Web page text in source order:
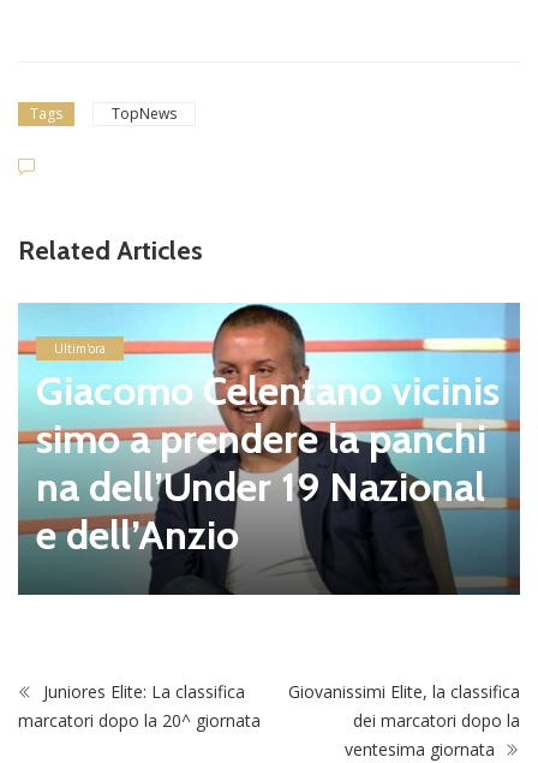
Tags TopNews
Related Articles
Ultim'ora
Giacomo Celentano vicinis
simo a prendere la panchi
na dell’Under 19 Nazional
e dell’Anzio
Juniores Elite: La classifica
marcatori dopo la 20^ giornata
Giovanissimi Elite, la classifica
dei marcatori dopo la
ventesima giornata